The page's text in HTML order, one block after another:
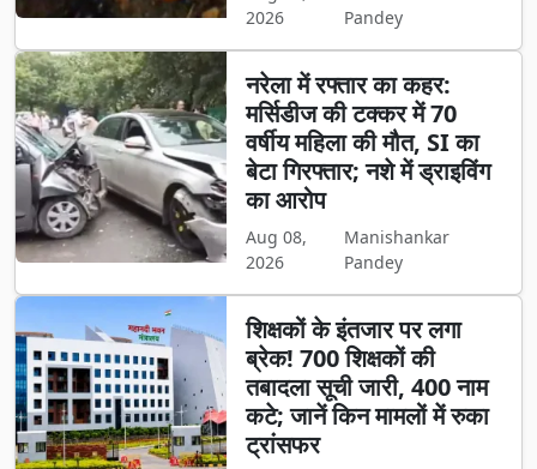
2026
Pandey
नरेला में रफ्तार का कहर:
मर्सिडीज की टक्कर में 70
वर्षीय महिला की मौत, SI का
बेटा गिरफ्तार; नशे में ड्राइविंग
का आरोप
Aug 08,
2026
Manishankar
Pandey
शिक्षकों के इंतजार पर लगा
ब्रेक! 700 शिक्षकों की
तबादला सूची जारी, 400 नाम
कटे; जानें किन मामलों में रुका
ट्रांसफर